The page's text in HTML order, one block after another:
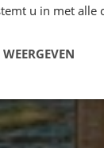
u in met alle